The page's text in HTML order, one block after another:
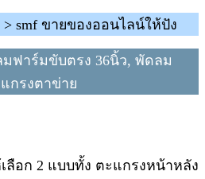
smf ขายของออนไลน์ให้ปัง
ฟาร์มขับตรง 36นิ้ว, พัดลม
กรงตาข่าย
อก 2 แบบทั้ง ตะแกรงหน้าหลัง